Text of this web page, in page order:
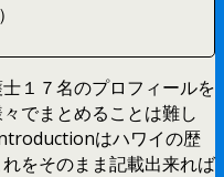
１７名のプロフィールを
でまとめることは難し
はハワイの歴
をそのまま記載出来れば